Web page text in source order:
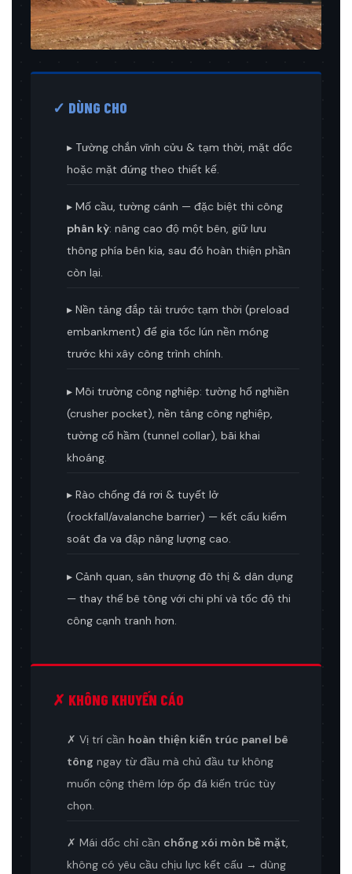
✓ DÙNG CHO
▸ Tường chắn vĩnh cửu & tạm thời, mặt dốc
hoặc mặt đứng theo thiết kế.
▸ Mố cầu, tường cánh — đặc biệt thi công
phân kỳ: nâng cao độ một bên, giữ lưu
thông phía bên kia, sau đó hoàn thiện phần
còn lại.
▸ Nền tảng đắp tải trước tạm thời (preload
embankment) để gia tốc lún nền móng
trước khi xây công trình chính.
▸ Môi trường công nghiệp: tường hố nghiền
(crusher pocket), nền tảng công nghiệp,
tường cổ hầm (tunnel collar), bãi khai
khoáng.
▸ Rào chống đá rơi & tuyết lở
(rockfall/avalanche barrier) — kết cấu kiểm
soát đa va đập năng lượng cao.
▸ Cảnh quan, sân thượng đô thị & dân dụng
— thay thế bê tông với chi phí và tốc độ thi
công cạnh tranh hơn.
✗ KHÔNG KHUYẾN CÁO
✗ Vị trí cần hoàn thiện kiến trúc panel bê
tông ngay từ đầu mà chủ đầu tư không
muốn cộng thêm lớp ốp đá kiến trúc tùy
chọn.
✗ Mái dốc chỉ cần chống xói mòn bề mặt,
không có yêu cầu chịu lực kết cấu → dùng